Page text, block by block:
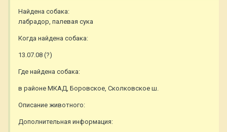
Найдена собака:
лабрадор, палевая сука
Когда найдена собака:
13.07.08 (?)
Где найдена собака:
в районе МКАД, Боровское, Сколковское ш.
Описание животного:
Дополнительная информация: